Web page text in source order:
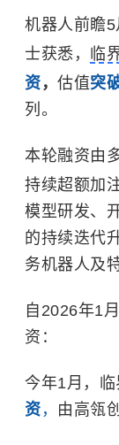
机器人前瞻
士获悉， 临
资 ， 估值突
列。
本轮融资由
持续超额加
模型研发、
的持续迭代
务机器人及
自2026年1
资：
今年1月，
资 ， 由高瓴